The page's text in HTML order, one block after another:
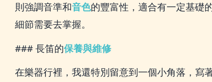
則強調音準和音色的豐富性，適合有一定基礎
細節需要去掌握。
### 長笛的保養與維修
在樂器行裡，我還特別留意到一個小角落，寫